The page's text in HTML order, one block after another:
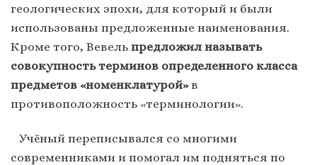
геологических эпохи, для который и были
использованы предложенные наименования.
Кроме того, Вевель предложил называть
совокупность терминов определенного класса
предметов «номенклатурой»в
противоположность «терминологии».
Учёный переписывался со многими
современниками и помогал им подняться по